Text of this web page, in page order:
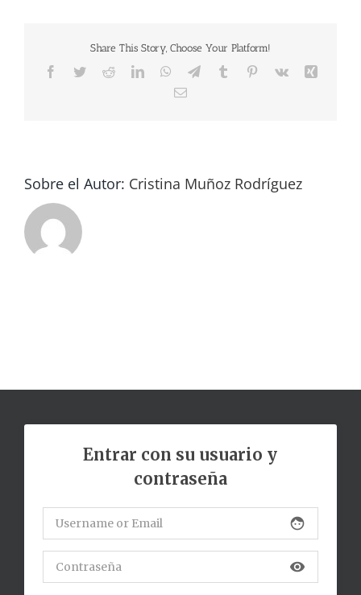
Share This Story, Choose Your Platform!
Facebook
TwitterRedditLinkedInWhatsApp
TelegramTumblr Pinterest
Vk
Correo
Sobre el Autor: Cristina Muñoz Rodríguez
Entrar con su usuario y
contraseña
face
visibility